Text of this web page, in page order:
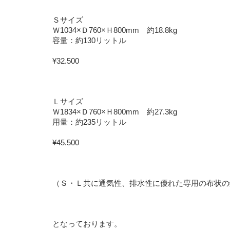
Ｓサイズ
Ｗ1034× Ｄ760× Ｈ800mm 約18.8kg
容量：約130リットル
¥32.500
Ｌサイズ
Ｗ1834× Ｄ760× Ｈ800mm 約27.3kg
用量：約235リットル
¥45.500
（Ｓ・Ｌ共に通気性、排水性に優れた専用の布状
となっております。